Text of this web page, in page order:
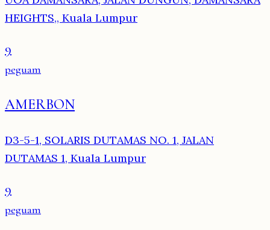
HEIGHTS,, Kuala Lumpur
9
peguam
AMERBON
D3-5-1, SOLARIS DUTAMAS NO. 1, JALAN
DUTAMAS 1, Kuala Lumpur
9
peguam